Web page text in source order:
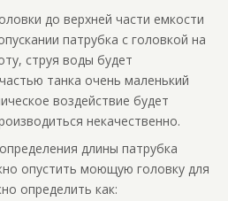
до верхней части емкости
патрубка с головкой на
струя воды будет
танка очень маленький
воздействие будет
некачественно.
длины патрубка
опустить моющую головку для
определить как: